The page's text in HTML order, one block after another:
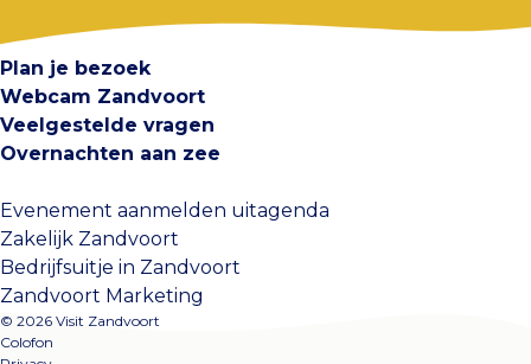
Plan je bezoek
Webcam Zandvoort
Veelgestelde vragen
Overnachten aan zee
Evenement aanmelden uitagenda
Zakelijk Zandvoort
Bedrijfsuitje in Zandvoort
Zandvoort Marketing
© 2026 Visit Zandvoort
Colofon